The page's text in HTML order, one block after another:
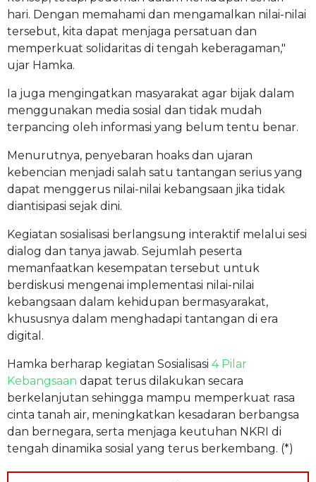
hari. Dengan memahami dan mengamalkan nilai-nilai
tersebut, kita dapat menjaga persatuan dan
memperkuat solidaritas di tengah keberagaman,"
ujar Hamka.
Ia juga mengingatkan masyarakat agar bijak dalam
menggunakan media sosial dan tidak mudah
terpancing oleh informasi yang belum tentu benar.
Menurutnya, penyebaran hoaks dan ujaran
kebencian menjadi salah satu tantangan serius yang
dapat menggerus nilai-nilai kebangsaan jika tidak
diantisipasi sejak dini.
Kegiatan sosialisasi berlangsung interaktif melalui sesi
dialog dan tanya jawab. Sejumlah peserta
memanfaatkan kesempatan tersebut untuk
berdiskusi mengenai implementasi nilai-nilai
kebangsaan dalam kehidupan bermasyarakat,
khususnya dalam menghadapi tantangan di era
digital.
Hamka berharap kegiatan Sosialisasi 4 Pilar
Kebangsaan dapat terus dilakukan secara
berkelanjutan sehingga mampu memperkuat rasa
cinta tanah air, meningkatkan kesadaran berbangsa
dan bernegara, serta menjaga keutuhan NKRI di
tengah dinamika sosial yang terus berkembang. (*)